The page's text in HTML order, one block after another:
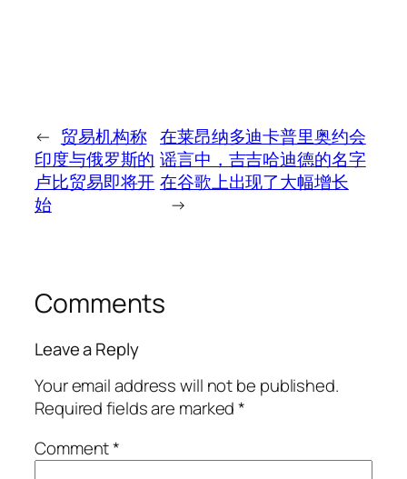
← 贸易机构称
印度与俄罗斯的
卢比贸易即将开
始
在莱昂纳多迪卡普里奥约会
谣言中，吉吉哈迪德的名字
在谷歌上出现了大幅增长
→
Comments
Leave a Reply
Your email address will not be published.
Required fields are marked*
Comment*